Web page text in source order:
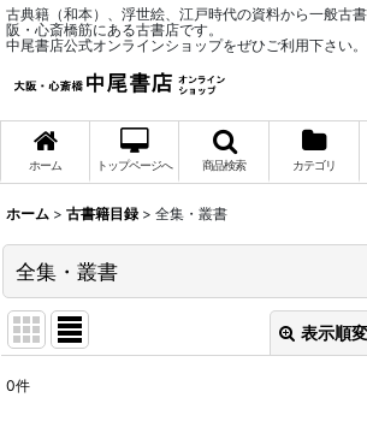
古典籍（和本）、浮世絵、江戸時代の資料から一般古
阪・心斎橋筋にある古書店です。
中尾書店公式オンラインショップをぜひご利用下さい。
ホーム トップページへ 商品検索 カテゴリ
ホーム > 古書籍目録 > 全集・叢書
全集・叢書
表示順
0件